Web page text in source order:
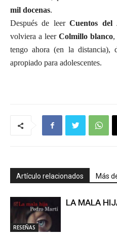
mil docenas.
Después de leerCuentos del
volviera a leer Colmillo blanco,
tengo ahora (en la
apropiado para adolescentes.
Artículo relacionados Más
RESEÑAS
LA MALA